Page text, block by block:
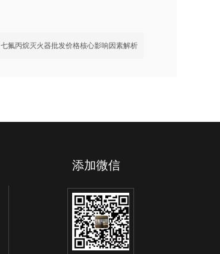
七氟丙烷灭火器批发价格核心影响因素解析
添加微信